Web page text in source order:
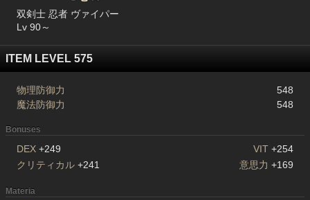
双剣士 忍者 ヴァイパー
Lv 90～
ITEM LEVEL 575
物理防御力
548
魔法防御力
548
Bonuses
DEX +249 VIT +254
クリティカル +241 意思力 +169
Materia